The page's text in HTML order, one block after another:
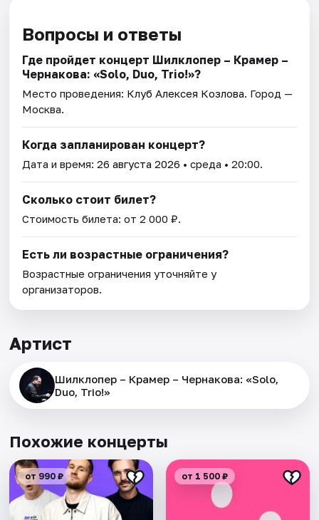
Вопросы и ответы
Где пройдет концерт Шилклопер – Крамер –
Чернакова: «Solo, Duo, Trio!»?
Место проведения: Клуб Алексея Козлова. Город —
Москва.
Когда запланирован концерт?
Дата и время:26 августа 2026 • среда • 20:00.
Сколько стоит билет?
Стоимость билета: от 2 000 ₽.
Есть ли возрастные ограничения?
Возрастные ограничения уточняйте у
организаторов.
Артист
Шилклопер – Крамер – Чернакова: «Solo,
Duo, Trio!»
Похожие концерты
от 990 ₽ от 1 500 ₽